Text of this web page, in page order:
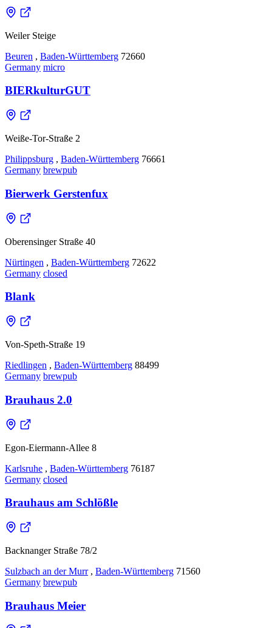
Weiler Steige
Beuren , Baden-Württemberg 72660
Germany micro
BIERkulturGUT
Weiße-Tor-Straße 2
Philippsburg , Baden-Württemberg 76661
Germany brewpub
Bierwerk Gerstenfux
Oberensinger Straße 40
Nürtingen , Baden-Württemberg 72622
Germany closed
Blank
Von-Speth-Straße 19
Riedlingen , Baden-Württemberg 88499
Germany brewpub
Brauhaus 2.0
Egon-Eiermann-Allee 8
Karlsruhe , Baden-Württemberg 76187
Germany closed
Brauhaus am Schlößle
Backnanger Straße 78/2
Sulzbach an der Murr , Baden-Württemberg 71560
Germany brewpub
Brauhaus Meier